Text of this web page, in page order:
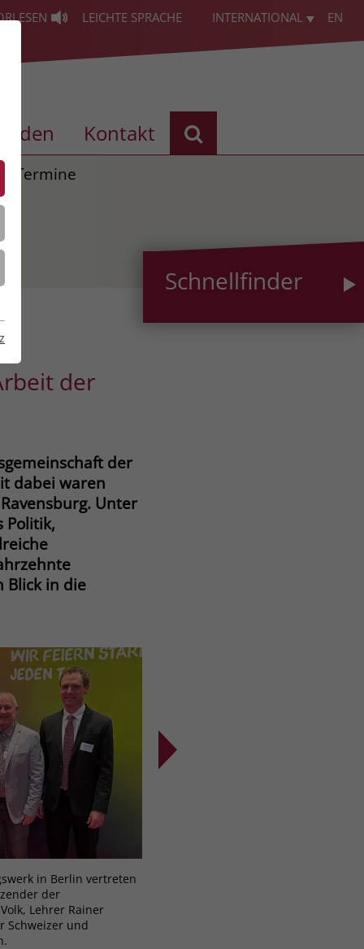
LEICHTE SPRACHE INTERNATIONAL EN
Kontakt
Termine
Schnellfinder
der
der
dabei waren
Unter
Politik,
Blick in die
in Berlin vertreten
der
Lehrer Rainer
Schweizer und